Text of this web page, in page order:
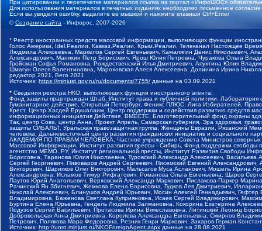
При цитировании и перепечатке материалов ссылка на портал «ИнфоШОС»
Для использования материалов в печатных изданиях необходимо письменное
Если вы увидели ошибку, выделите ее мышкой и нажмите клавиши Ctrl+Enter
©Создание сайта - Инфорос, 2007-2026
* Реестр иностранных средств массовой информации, выполняющих функции
Голос Америки, Idel.Реалии, Кавказ.Реалии, Крым.Реалии, Телеканал Настоящее
Людмила Алексеевна, Маркелов Сергей Евгеньевич, Камалягин Денис Николаевич,
Александрович, Маняхин Петр Борисович, Ярош Юлия Петровна, Чуракова Ольга
Гройсман Софья Романовна, Рождественский Илья Дмитриевич, Апухтина Юлия
Шмагун Олеся Валентиновна, Мароховская Алеся Алексеевна, Долинина Ирина
редактор 2021, Вега 2021
Источник: https://minjust.gov.ru/ru/documents/7755/ данные на 03.09.2021
* Сведения реестра НКО, выполняющих функции иностранного агента:
Фонд защиты прав граждан Штаб, Институт права и публичной политики,
Гуманитарное действие, Открытый Петербург, Феникс ПЛЮС, Лига Избирателей,
Крест, Центр Хасдей Ерушалаим, Центр поддержки и содействия развитию средств
информационных инициатив Действие, ВМЕСТЕ, Благотворительный фонд охраны
Так, центр Сова, центр Анна, Проект Апрель, Самарская губерния, Эра здоровья,
защиты СИБАЛЬТ, Уральская правозащитная группа, Женщины Евразии, Рязанский
человека, Дальневосточный центр развития гражданских инициатив и социального
АКАДЕМИЯ ПО ПРАВАМ ЧЕЛОВЕКА, Частное учреждение Совета Министров северных
Массовой Информации, Институт развития прессы - Сибирь, Фонд поддержки
агентство МЕМО. РУ, Институт региональной прессы, Институт Развития Свободы
Борисовна, Таранова Юлия Николаевна, Туровский Александр Алексеевич,
Сергей Георгиевич, Пивоваров Андрей Сергеевич, Писемский Евгений
Викторович, Шарипков Олег Викторович, Мальсагов Муса Асланович, Мошель Ирина
Александровна, Исламов Тимур Рифгатович, Романова Ольга Евгеньевна, Щаров
Паутов Юрий Анатольевич, Верховский Александр Маркович, Пислакова-Паркер
Рачинский Ян Збигневич, Жемкова Елена Борисовна, Гудков Лев Дмитриевич,
Николай Алексеевич, Блинушов Андрей Юрьевич, Мосин Алексей Геннадьевич,
Владимировна, Баженова Светлана Куприяновна, Исаев Сергей Владимирович,
Буртина Елена Юрьевна, Гендель Людмила Залмановна, Кокорина Екатерина
Подузов Сергей Васильевич, Протасова Ирина Вячеславовна, Литинский Леонид
Добровольская Анна Дмитриевна, Королева Александра Евгеньевна, Смирнов
Петрович, Полякова Мара Федоровна, Резник Генри Маркович, Захаров Герман
Источник: http://unro.minjust.ru/NKOForeignAgent.aspx данные на 28.08.2021